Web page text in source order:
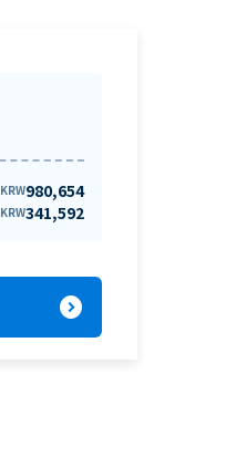
KRW980,654
KRW341,592
expand_circle_right